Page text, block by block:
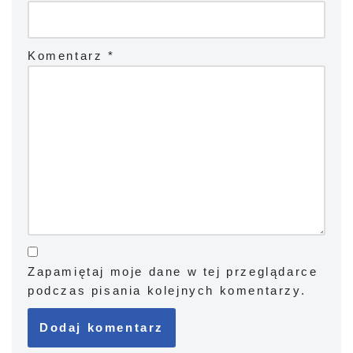
Komentarz *
Zapamiętaj moje dane w tej przeglądarce
podczas pisania kolejnych komentarzy.